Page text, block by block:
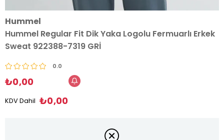
Hummel
Hummel Regular Fit Dik Yaka Logolu Fermuarlı Erkek
Sweat 922388-7319 GRİ
0.0
₺0,00
KDV Dahil ₺0,00